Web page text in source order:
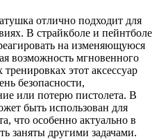
отлично подходит для
В страйкболе и пейнтболе
на изменяющуюся
возможность мгновенного
этот аксессуар
безопасности,
или потерю пистолета. В
быть использован для
что особенно актуально в
заняты другими задачами.